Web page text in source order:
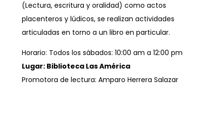
(Lectura, escritura y oralidad) como actos
placenteros y lúdicos, se realizan actividades
articuladas en torno a un libro en particular.
Horario: Todos los sábados: 10:00 am a 12:00 pm
Lugar: Biblioteca Las América
Promotora de lectura: Amparo Herrera Salazar